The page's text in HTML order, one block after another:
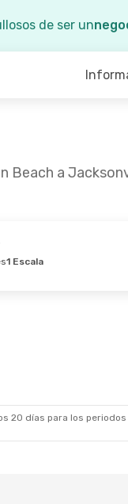
de ser un
Beach a
1 Escala
días para los